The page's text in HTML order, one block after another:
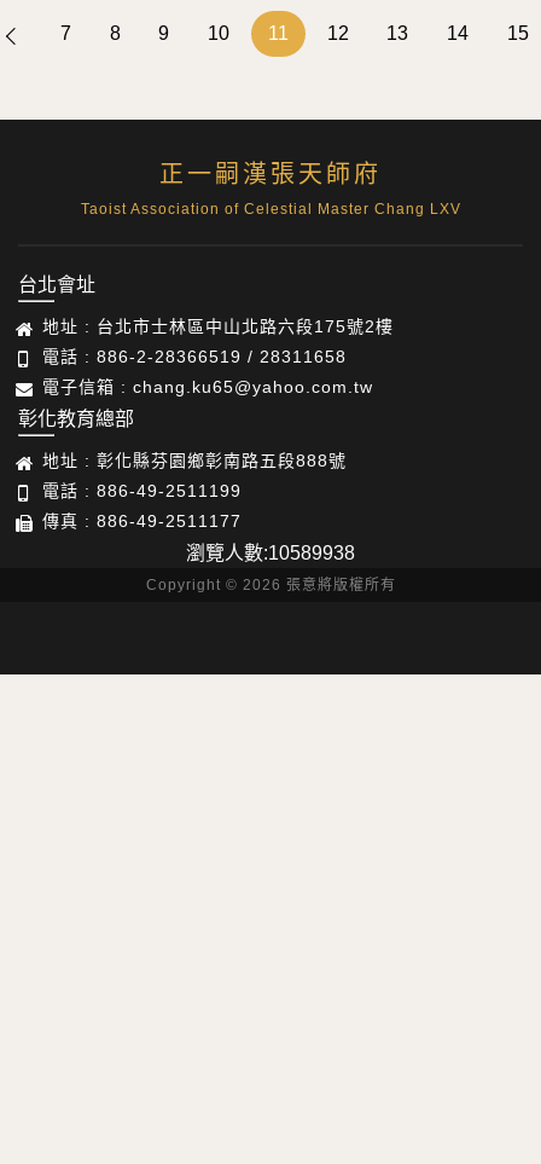
7 8 9 10 11 12 13 14 15
正一嗣漢張天師府
Taoist Association of Celestial Master Chang LXV
台北會址
地址 : 台北市士林區中山北路六段175號2樓
電話 : 886-2-28366519 / 28311658
電子信箱 : chang.ku65@yahoo.com.tw
彰化教育總部
地址 : 彰化縣芬園鄉彰南路五段888號
電話 : 886-49-2511199
傳真 : 886-49-2511177
瀏覽人數:10589938
Copyright © 2026 張意將版權所有